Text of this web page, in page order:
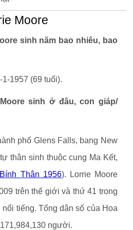
Moore
sinh năm bao nhiêu, bao
1957 (69 tuổi).
sinh ở đâu, con giáp/
phố Glens Falls, bang New
thân sinh thuộc cung Ma Kết,
Bính Thân 1956). Lorrie Moore
trên thế giới và thứ 41 trong
tiếng. Tổng dân số của Hoa
người.